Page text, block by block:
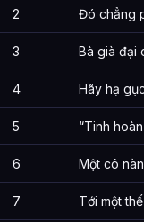
2 Đó chẳng
3 Bà già đại
4 Hãy hạ
5 “Tinh
6 Một cô
7 Tới một